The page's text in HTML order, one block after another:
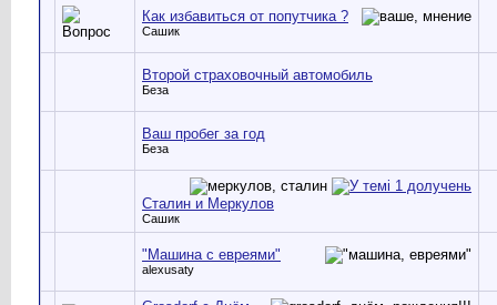
Как избавиться от попутчика ?
Сашик
Второй страховочный автомобиль
Беза
Ваш пробег за год
Беза
Сталин и Меркулов
Сашик
"Машина с евреями"
alexusaty